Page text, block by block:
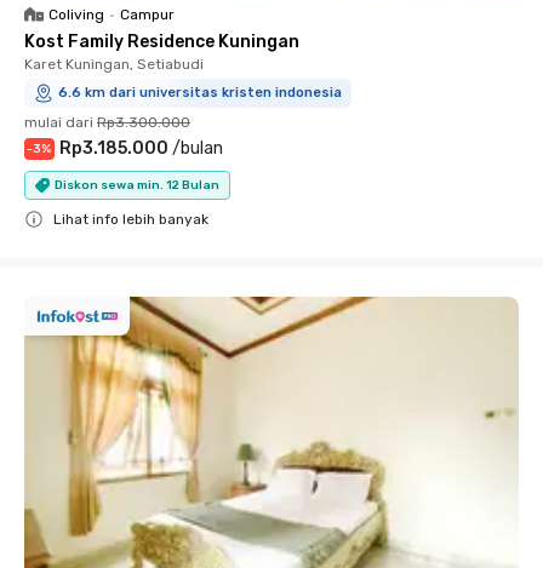
Coliving • Campur
Kost Family Residence Kuningan
Karet Kuningan, Setiabudi
6.6 km dari universitas kristen indonesia
mulai dari Rp3.300.000
-3% Rp3.185.000 /bulan
Diskon sewa min. 12 Bulan
Lihat info lebih banyak